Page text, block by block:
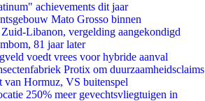
achievements dit jaar
Mato Grosso binnen
Libanon, vergelding aangekondigd
81 jaar later
voedt vrees voor hybride aanval
Protix om duurzaamheidsclaims
van Hormuz, VS buitenspel
250% meer gevechtsvliegtuigen in